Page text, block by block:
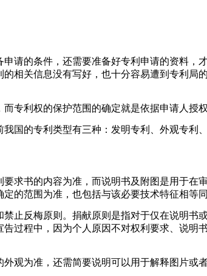
的条件，还需要准备好专利申请的资料，
相关信息没有写好，也十分容易遭到专利
利权的保护范围的确定就是依据申请人授权
的专利类型有三种：发明专利、外观专利
书的内容为准，而说明书及附图是用于在
的范围为准，也包括与该必要技术特征相等
反梅原则。捐献原则是指对于仅在说明书
过程中，因为个人原因不对权利要求、说
为准，还需简要说明可以用于解释图片或者